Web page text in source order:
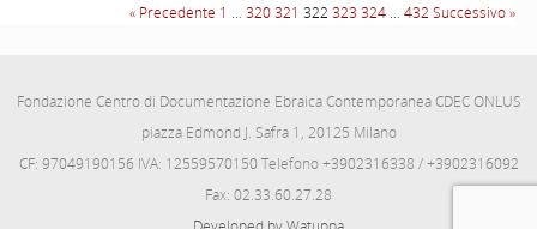
« Precedente 1 … 320321 322 323 324 … 432 Successivo »
Fondazione Centro di Documentazione Ebraica Contemporanea CDEC ONLUS
piazza Edmond J. Safra 1, 20125 Milano
CF: 97049190156 IVA: 12559570150 Telefono +3902316338 / +3902316092
Fax: 02.33.60.27.28